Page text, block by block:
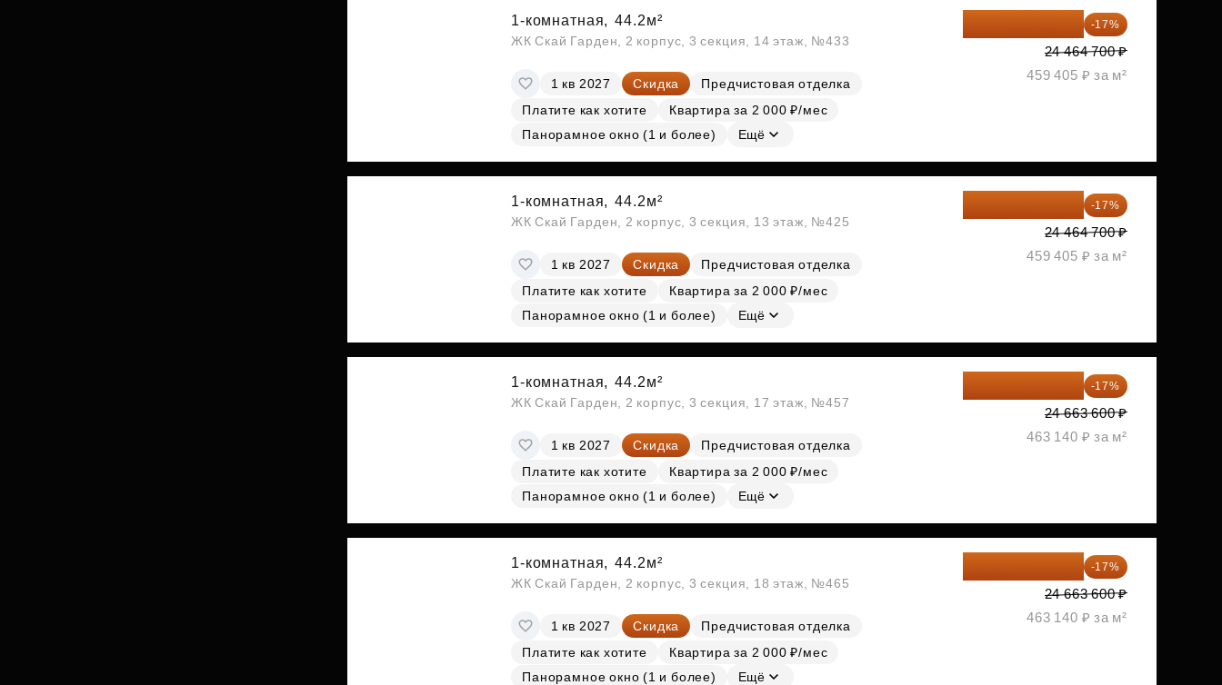
1-комнатная, 44.2м²
ЖК Скай Гарден, 2 корпус, 3 секция, 14 этаж, №433
1 кв 2027 Скидка
Предчистовая отделка
Платите как хотите
Квартира за 2 000 ₽/мес
Панорамное окно (1 и более)
Ещё
-17%
24 464 700 ₽
459 405 ₽ за м²
1-комнатная, 44.2м²
ЖК Скай Гарден, 2 корпус, 3 секция, 13 этаж, №425
1 кв 2027 Скидка
Предчистовая отделка
Платите как хотите
Квартира за 2 000 ₽/мес
Панорамное окно (1 и более)
Ещё
-17%
24 464 700 ₽
459 405 ₽ за м²
1-комнатная, 44.2м²
ЖК Скай Гарден, 2 корпус, 3 секция, 17 этаж, №457
1 кв 2027 Скидка
Предчистовая отделка
Платите как хотите
Квартира за 2 000 ₽/мес
Панорамное окно (1 и более)
Ещё
-17%
24 663 600 ₽
463 140 ₽ за м²
1-комнатная, 44.2м²
ЖК Скай Гарден, 2 корпус, 3 секция, 18 этаж, №465
1 кв 2027 Скидка
Предчистовая отделка
Платите как хотите
Квартира за 2 000 ₽/мес
Панорамное окно (1 и более)
Ещё
-17%
24 663 600 ₽
463 140 ₽ за м²